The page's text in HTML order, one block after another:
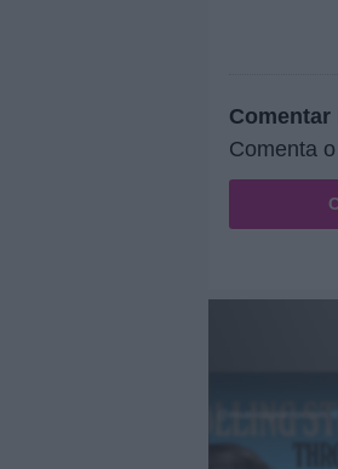
Comentar
Comenta